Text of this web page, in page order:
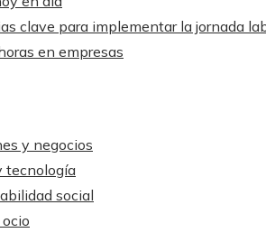
clave para implementar la jornada
en empresas
y negocios
tecnología
social